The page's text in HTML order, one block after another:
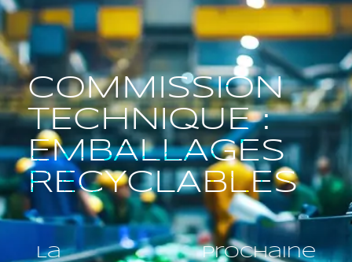
COMMISSION
TECHNIQUE :
EMBALLAGES
RECYCLABLES
La prochaine